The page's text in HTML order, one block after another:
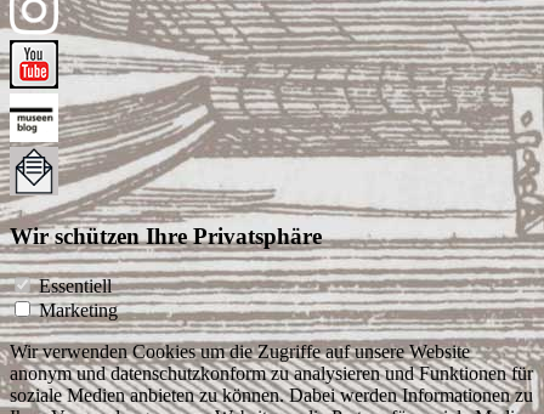
Wir schützen Ihre Privatsphäre
Essentiell
Marketing
Wir verwenden Cookies um die Zugriffe auf unsere Website
anonym und datenschutzkonform zu analysieren und Funktionen für
soziale Medien anbieten zu können. Dabei werden Informationen zu